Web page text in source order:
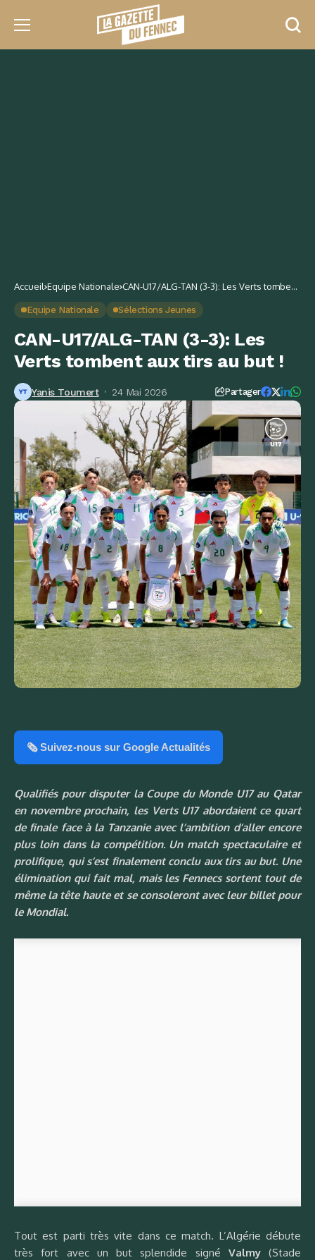
Accueil Equipe Nationale CAN-U17/ALG-TAN (3-3): Les Verts tombent
Equipe Nationale Sélections Jeunes
CAN-U17/ALG-TAN (3-3): Les
Verts tombent aux tirs au but !
Yanis Toumert 24 Mai 2026 Partager
🗞️ Suivez-nous sur Google Actualités
Qualifiés pour disputer la Coupe du Monde U17 au Qatar
en novembre prochain, les Verts U17 abordaient ce quart
de finale face à la Tanzanie avec l’ambition d’aller encore
plus loin dans la compétition. Un match spectaculaire et
prolifique, qui s’est finalement conclu aux tirs au but. Une
élimination qui fait mal, mais les Fennecs sortent tout de
même la tête haute et se consoleront avec leur billet pour
le Mondial.
Tout est parti très vite dans ce match. L’Algérie débute
très fort avec un but splendide signé Valmy(Stade